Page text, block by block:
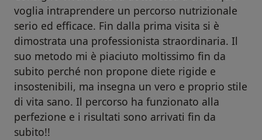
voglia intraprendere un percorso nutrizionale
serio ed efficace. Fin dalla prima visita si è
dimostrata una professionista straordinaria. Il
suo metodo mi è piaciuto moltissimo fin da
subito perché non propone diete rigide e
insostenibili, ma insegna un vero e proprio stile
di vita sano. Il percorso ha funzionato alla
perfezione e i risultati sono arrivati fin da
subito!!